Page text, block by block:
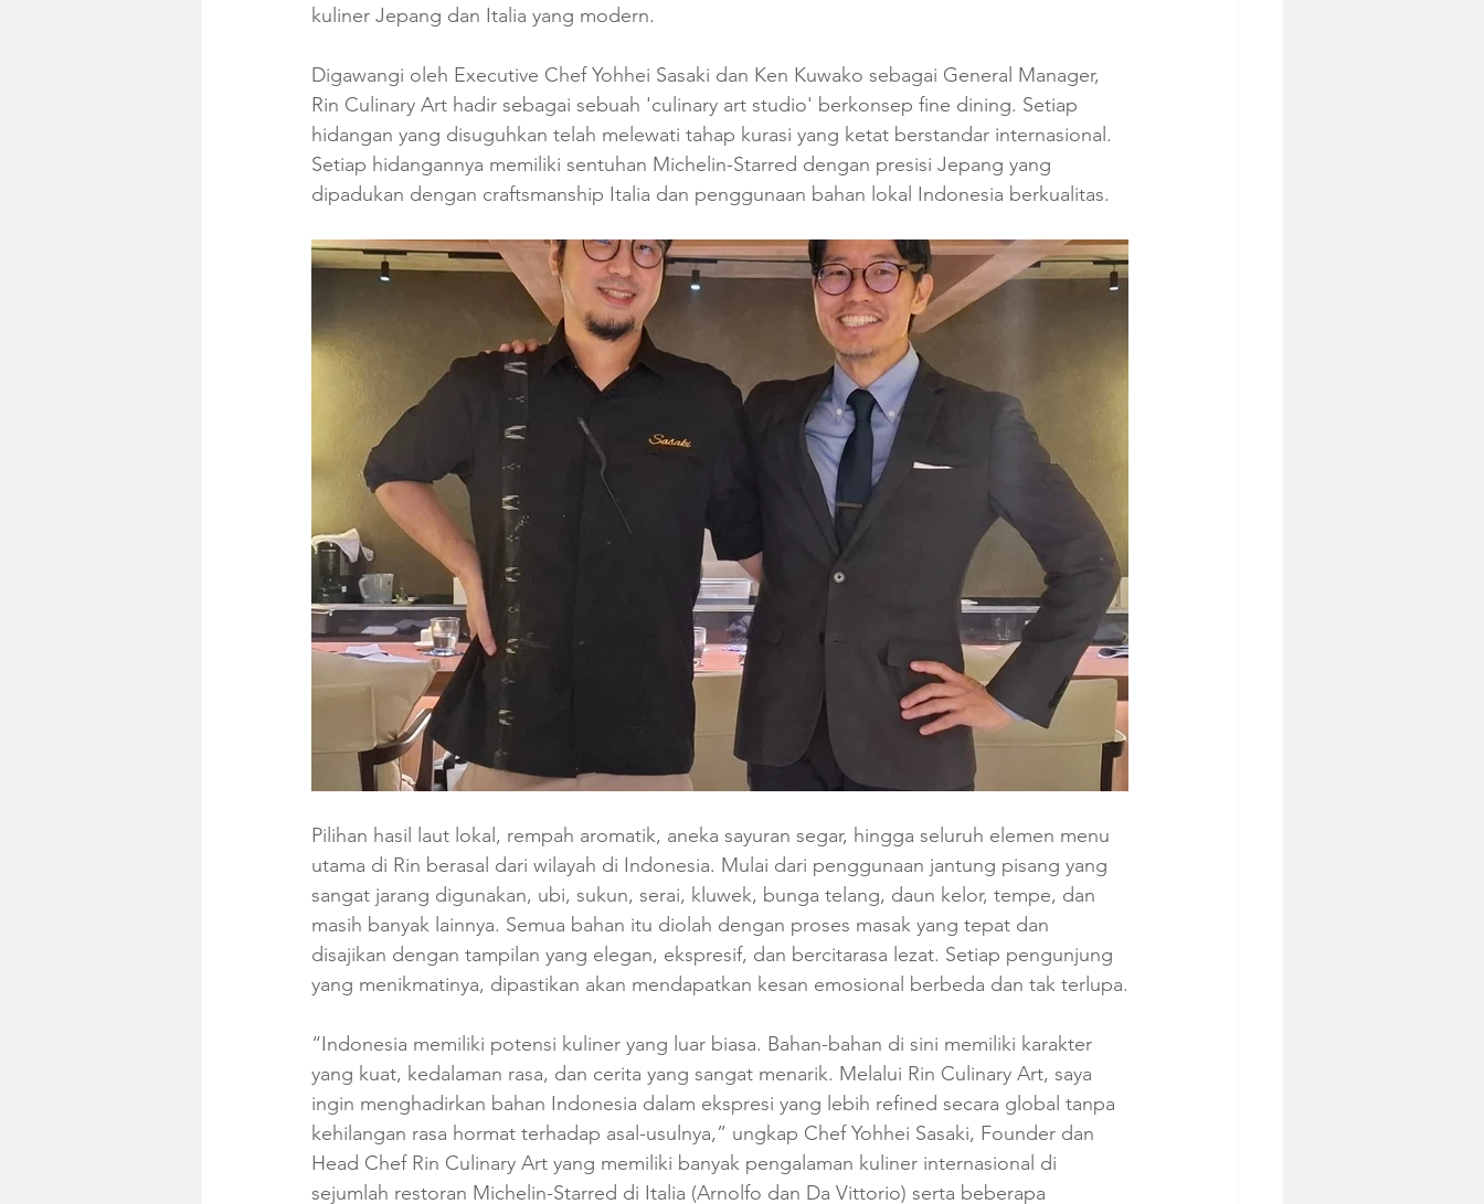
kuliner Jepang dan Italia yang modern.
Digawangi oleh Executive Chef Yohhei Sasaki dan Ken Kuwako sebagai General Manager,
Rin Culinary Art hadir sebagai sebuah 'culinary art studio' berkonsep fine dining. Setiap
hidangan yang disuguhkan telah melewati tahap kurasi yang ketat berstandar internasional.
Setiap hidangannya memiliki sentuhan Michelin-Starred dengan presisi Jepang yang
dipadukan dengan craftsmanship Italia dan penggunaan bahan lokal Indonesia berkualitas.
Pilihan hasil laut lokal, rempah aromatik, aneka sayuran segar, hingga seluruh elemen menu
utama di Rin berasal dari wilayah di Indonesia. Mulai dari penggunaan jantung pisang yang
sangat jarang digunakan, ubi, sukun, serai, kluwek, bunga telang, daun kelor, tempe, dan
masih banyak lainnya. Semua bahan itu diolah dengan proses masak yang tepat dan
disajikan dengan tampilan yang elegan, ekspresif, dan bercitarasa lezat. Setiap pengunjung
yang menikmatinya, dipastikan akan mendapatkan kesan emosional berbeda dan tak terlupa.
“Indonesia memiliki potensi kuliner yang luar biasa. Bahan-bahan di sini memiliki karakter
yang kuat, kedalaman rasa, dan cerita yang sangat menarik. Melalui Rin Culinary Art, saya
ingin menghadirkan bahan Indonesia dalam ekspresi yang lebih refined secara global tanpa
kehilangan rasa hormat terhadap asal-usulnya,” ungkap Chef Yohhei Sasaki, Founder dan
Head Chef Rin Culinary Art yang memiliki banyak pengalaman kuliner internasional di
sejumlah restoran Michelin-Starred di Italia (Arnolfo dan Da Vittorio) serta beberapa